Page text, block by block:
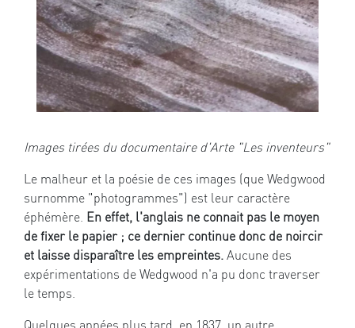
Images tirées du documentaire d'Arte "Les inventeurs"
Le malheur et la poésie de ces images (que Wedgwood
surnomme "photogrammes") est leur caractère
éphémère. En effet, l'anglais ne connait pas le moyen
de fixer le papier ; ce dernier continue donc de noircir
et laisse disparaître les empreintes.Aucune des
expérimentations de Wedgwood n'a pu donc traverser
le temps.
Quelques années plus tard, en 1837, un autre